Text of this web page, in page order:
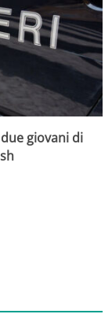
giovani di